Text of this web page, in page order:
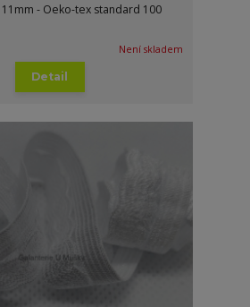
- Oeko-tex standard 100
Není skladem
Detail